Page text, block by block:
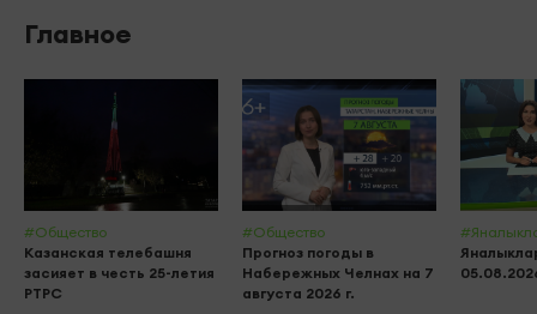
Главное
#Общество
Казанская телебашня
засияет в честь 25-летия
РТРС
#Общество
Прогноз погоды в
Набережных Челнах на 7
августа 2026 г.